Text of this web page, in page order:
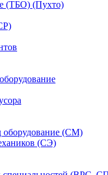
(ТБО) (Пухто)
оборудование (СМ)
(СЭ)